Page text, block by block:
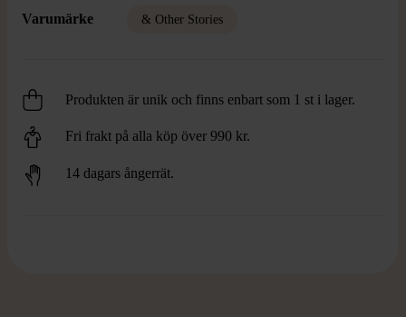
Varumärke & Other Stories
Produkten är unik och finns enbart som 1 st i lager.
Fri frakt på alla köp över 990 kr.
14 dagars ångerrät.